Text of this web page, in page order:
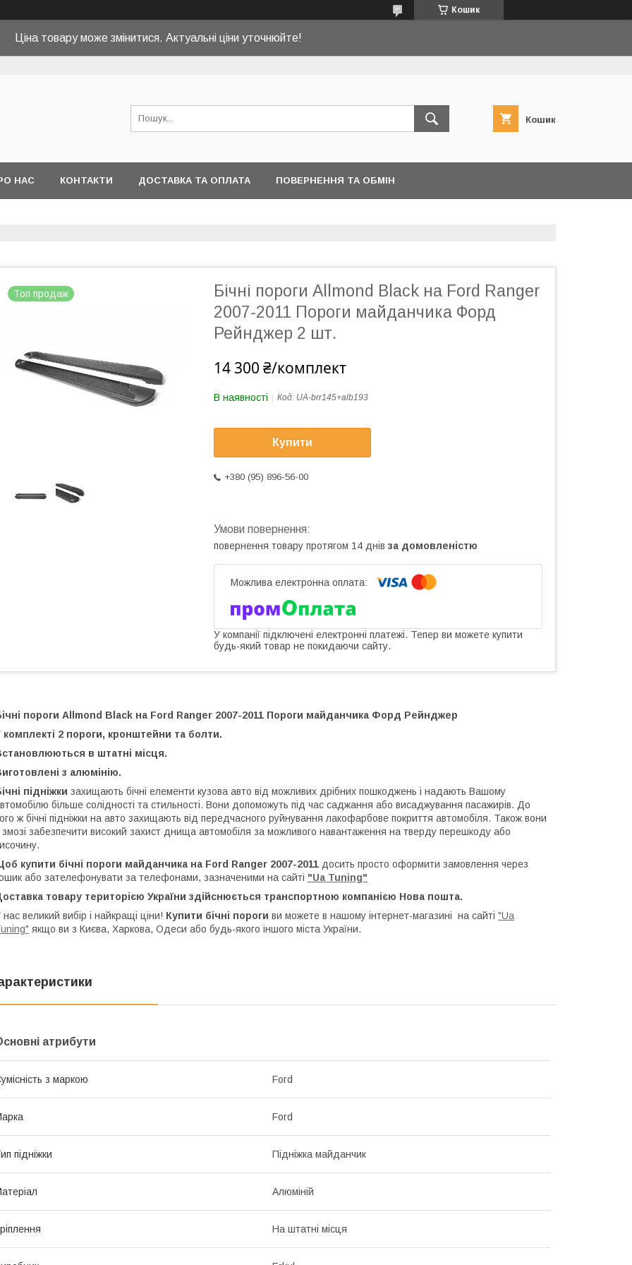
Кошик
Ціна товару може змінитися. Актуальні ціни уточнюйте!
Кошик
НАС КОНТАКТИ ДОСТАВКА ТА ОПЛАТА ПОВЕРНЕННЯ ТА ОБМІН
Топ продаж
Бічні пороги Allmond Black на Ford Ranger
2007-2011 Пороги майданчика Форд
Рейнджер 2 шт.
14 300 ₴/комплект
В наявності Код: UA-brr145+alb193
Купити
+380 (95) 896-56-00
повернення товару протягом 14 днів за домовленістю
У компанії підключені електронні платежі. Тепер ви можете купити
будь-який товар не покидаючи сайту.
пороги Allmond Black на Ford Ranger 2007-2011 Пороги майданчика Форд Рейнджер
комплекті 2 пороги, кронштейни та болти.
в штатні місця.
з алюмінію.
підніжки захищають бічні елементи кузова авто від можливих дрібних пошкоджень і надають Вашому
більше солідності та стильності. Вони допоможуть під час саджання або висаджування пасажирів. До
ж бічні підніжки на авто захищають від передчасного руйнування лакофарбове покриття автомобіля. Також вони
змозі забезпечити високий захист днища автомобіля за можливого навантаження на тверду перешкоду або
купити бічні пороги майданчика на Ford Ranger 2007-2011 досить просто оформити замовлення через
або зателефонувати за телефонами, зазначеними на сайті "Ua Tuning"
товару територією України здійснюється транспортною компанією Нова пошта.
нас великий вибір і найкращі ціни! Купити бічні пороги ви можете в нашому інтернет-магазині на сайті "Ua
якщо ви з Києва, Харкова, Одеси або будь-якого іншого міста України.
атрибути
з маркою Ford
Ford
підніжки Підніжка майданчик
Алюміній
На штатні місця